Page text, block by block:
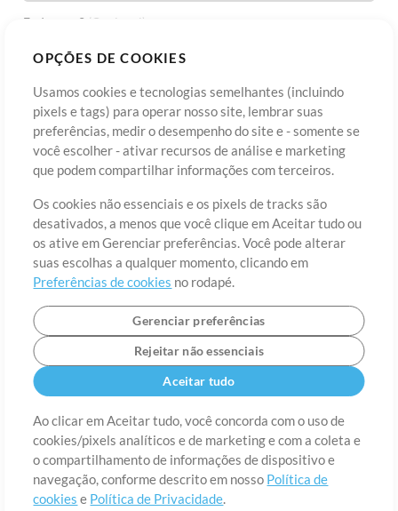
OPÇÕES DE COOKIES
Usamos cookies e tecnologias semelhantes (incluindo
pixels e tags) para operar nosso site, lembrar suas
preferências, medir o desempenho do site e - somente se
você escolher - ativar recursos de análise e marketing
que podem compartilhar informações com terceiros.
Os cookies não essenciais e os pixels de tracks são
desativados, a menos que você clique em Aceitar tudo ou
os ative em Gerenciar preferências. Você pode alterar
suas escolhas a qualquer momento, clicando em
Preferências de cookies no rodapé.
Gerenciar preferências
Rejeitar não essenciais
Aceitar tudo
Ao clicar em Aceitar tudo, você concorda com o uso de
cookies/pixels analíticos e de marketing e com a coleta e
o compartilhamento de informações de dispositivo e
navegação, conforme descrito em nosso Política de
cookies e Política de Privacidade.
Endereço 2 (Opcional)
Cidade
País CEP
Estado Idioma
Sobre Termos de Uso Política de Privacidade
Preferências de
cookies
Contato
©2006-2026 por MultiTracks LLC. Todos os Direitos Reservados.